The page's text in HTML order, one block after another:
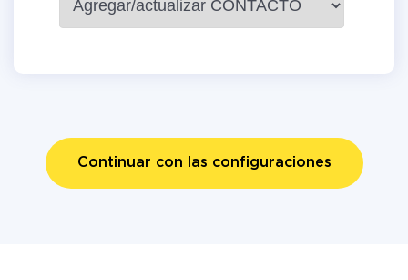
Continuar con las configuraciones